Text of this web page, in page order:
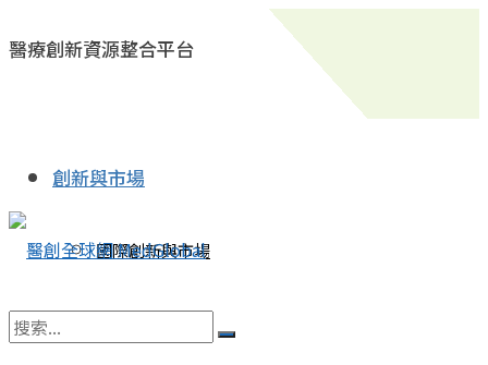
醫療創新資源整合平台
創新與市場
國際創新與市場